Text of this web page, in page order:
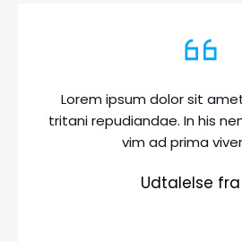
Lorem ipsum dolor sit
tritani repudiandae. In his
vim ad prima
Udtalelse fra